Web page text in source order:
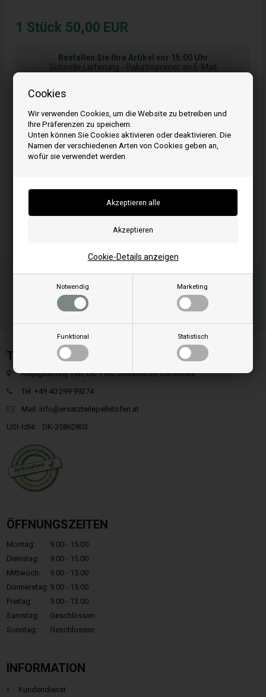
Cookies
Wir verwenden Cookies, um die Website zu betreiben und
Ihre Präferenzen zu speichern.
Unten können Sie Cookies aktivieren oder deaktivieren. Die
Namen der verschiedenen Arten von Cookies geben an,
wofür sie verwendet werden.
Notwendig Marketing
Funktional Statistisch
Cookie-Details anzeigen
1 Stück 50,00 EUR
Bestellen Sie Ihre Artikel vor 15:00 Uhr
Schnelle Lieferung - Paketnummer an E-Mail
Kaufen
Artikelnummer: 712002
Originalnummer: 712002
Geeignet für Maschinen-/Fahrzeugmarke: Briggs & Stratton
Team SpareParts Group ApS
Klejsgaardvej 19A, Dk-7130 Juelsminde, Dänemark
Tel: +49 40 299 99274
Mail: info@ersatzteilepelletofen.at
USt-IdNr. : DK-35862803
ÖFFNUNGSZEITEN
Montag:
9.00 - 15.00
Dienstag:
9.00 - 15.00
Mittwoch:
9.00 - 15.00
Donnerstag: 9.00 - 15.00
Freitag:
9.00 - 13.00
Samstag:
Geschlossen
Sonntag.:
Geschlossen
INFORMATION
Kundendienst